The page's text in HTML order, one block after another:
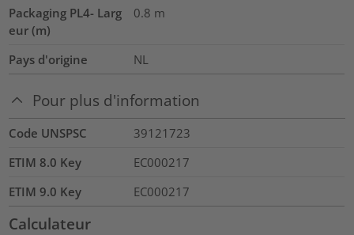
Packaging PL4- Larg
eur (m)
0.8 m
Pays d'origine NL
Pour plus d'information
Code UNSPSC
39121723
ETIM 8.0 Key
EC000217
ETIM 9.0 Key
EC000217
Calculateur